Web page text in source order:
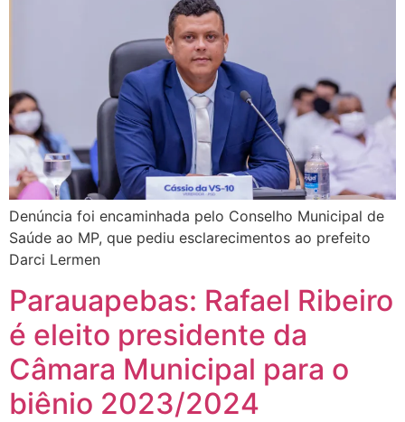
Denúncia foi encaminhada pelo Conselho Municipal de
Saúde ao MP, que pediu esclarecimentos ao prefeito
Darci Lermen
Parauapebas: Rafael Ribeiro
é eleito presidente da
Câmara Municipal para o
biênio 2023/2024